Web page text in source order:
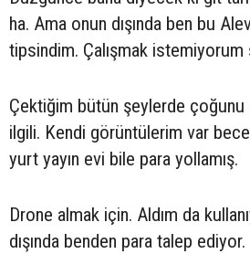
ha. Ama onun dışında ben bu
tipsindim. Çalışmak istemiyorum
Çektiğim bütün şeylerde
ilgili. Kendi görüntülerim var
yurt yayın evi bile para yollamış.
Drone almak için. Aldım da
dışında benden para talep ediyor.